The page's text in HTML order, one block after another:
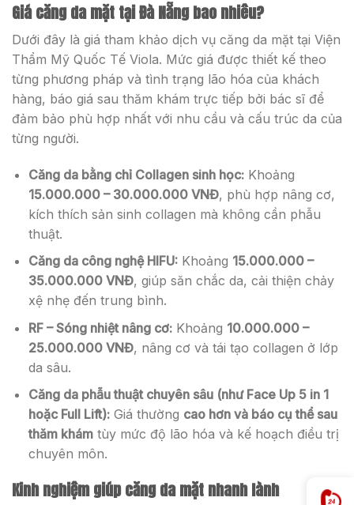
Giá căng da mặt tại Đà Nẵng bao nhiêu?
Dưới đây là giá tham khảo dịch vụ căng da mặt tại Viện
Thẩm Mỹ Quốc Tế Viola. Mức giá được thiết kế theo
từng phương pháp và tình trạng lão hóa của khách
hàng, báo giá sau thăm khám trực tiếp bởi bác sĩ để
đảm bảo phù hợp nhất với nhu cầu và cấu trúc da của
từng người.
Căng da bằng chỉ Collagen sinh học:Khoảng
15.000.000 – 30.000.000 VNĐ, phù hợp nâng cơ,
kích thích sản sinh collagen mà không cần phẫu
thuật.
Căng da công nghệ HIFU:Khoảng 15.000.000 –
35.000.000 VNĐ, giúp săn chắc da, cải thiện chảy
xệ nhẹ đến trung bình.
RF – Sóng nhiệt nâng cơ:Khoảng 10.000.000 –
25.000.000 VNĐ, nâng cơ và tái tạo collagen ở lớp
da sâu.
Căng da phẫu thuật chuyên sâu (như Face Up 5 in 1
hoặc Full Lift):Giá thường cao hơn và báo cụ thể sau
thăm khámtùy mức độ lão hóa và kế hoạch điều trị
chuyên môn.
Kinh nghiệm giúp căng da mặt nhanh lành